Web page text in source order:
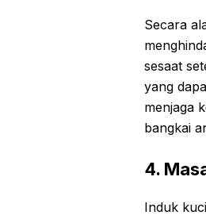
Secara
sesaat
yang
menjaga
bangkai
4.
Induk